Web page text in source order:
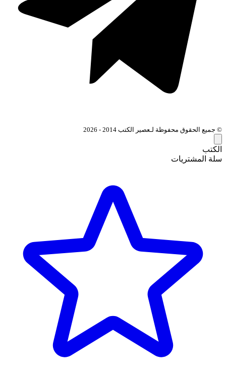
© جميع الحقوق محفوظة لـعصير الكتب 2014 - 2026
الكتب
سلة المشتريات